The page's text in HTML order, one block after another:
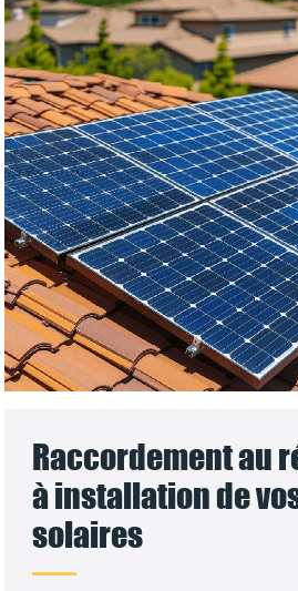
Raccordement au
à installation de
solaires